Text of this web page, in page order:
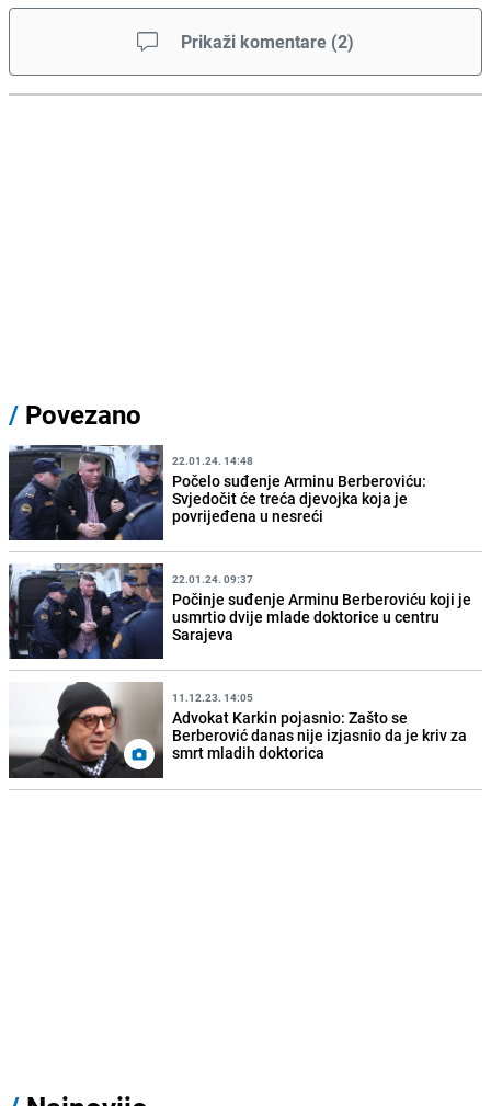
Prikaži komentare (2)
/ Povezano
22.01.24. 14:48
Počelo suđenje Arminu Berberoviću:
Svjedočit će treća djevojka koja je
povrijeđena u nesreći
22.01.24. 09:37
Počinje suđenje Arminu Berberoviću koji je
usmrtio dvije mlade doktorice u centru
Sarajeva
11.12.23. 14:05
Advokat Karkin pojasnio: Zašto se
Berberović danas nije izjasnio da je kriv za
smrt mladih doktorica